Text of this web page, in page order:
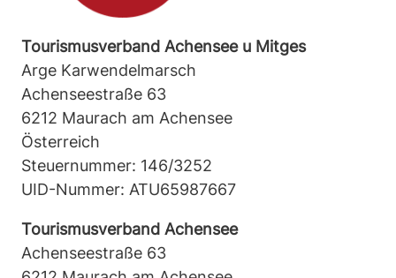
Tourismusverband Achensee u Mitges
Arge Karwendelmarsch
Achenseestraße 63
6212 Maurach am Achensee
Österreich
Steuernummer: 146/3252
UID-Nummer: ATU65987667
Tourismusverband Achensee
Achenseestraße 63